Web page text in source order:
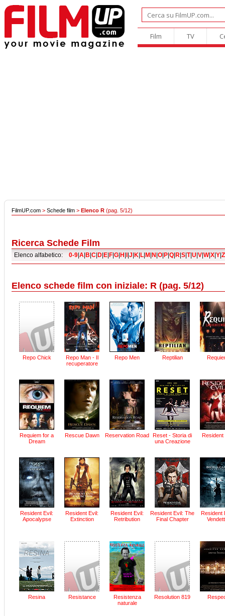
Film TV
FilmUP.com > Schede film > Elenco R (pag. 5/12)
Ricerca Schede Film
Elenco alfabetico: 0-9 A B C D E F G H J K L M N O P Q R S T|U V W|X Y Z
Elenco schede film con iniziale: R (pag. 5/12)
Repo Chick
Repo Man - Il
recuperatore
Repo Men Reptilian
Requiem for a
Dream
Rescue Dawn Reservation Road Reset - Storia di
una Creazione
Resident
Resident Evil:
Apocalypse
Resident Evil:
Extinction
Resident Evil:
Retribution
Resident Evil: The
Final Chapter
Resident
Resina Resistance
Resistenza
naturale
Resolution 819